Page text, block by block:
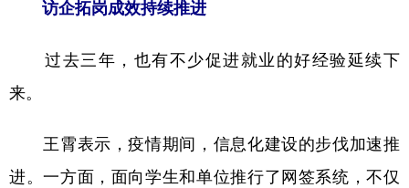
访企拓岗成效持续推进
过去三年，也有不少促进就业的好经验延续下
来。
王霄表示，疫情期间，信息化建设的步伐加速推
进。一方面，面向学生和单位推行了网签系统，不仅